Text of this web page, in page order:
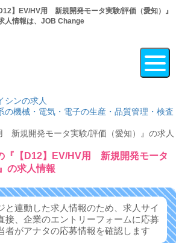
】EV/HV用 新規開発モータ実験/評価（愛知）』
人情報は、JOB Change
シンの求人
の機械・電気・電子の生産・品質管理・検査
新規開発モータ実験/評価（愛知）』の求人
『【D12】EV/HV用 新規開発モータ
の求人情報
と連動した求人情報のため、求人サイ
接、企業のエントリーフォームに応募
者がアナタの応募情報を確認します